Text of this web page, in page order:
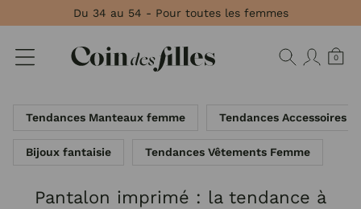
Du 34 au 54 - Pour toutes les femmes
0
Tendances Manteaux femme Tendances Accessoires
Bijoux fantaisie Tendances Vêtements Femme
Pantalon imprimé : la tendance à
Panneau de gestion des cookies